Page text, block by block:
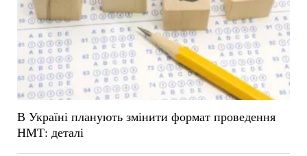
В Україні планують змінити формат проведення
НМТ: деталі